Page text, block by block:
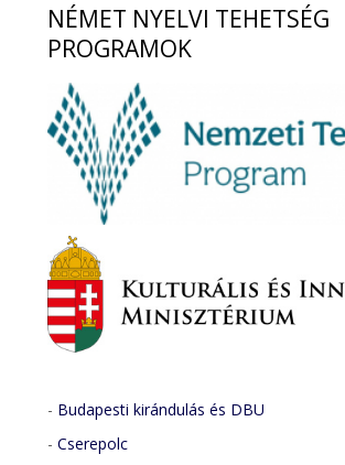
NÉMET NYELVI TEHETSÉG
PROGRAMOK
- Budapesti kirándulás és DBU
-Cserepolc